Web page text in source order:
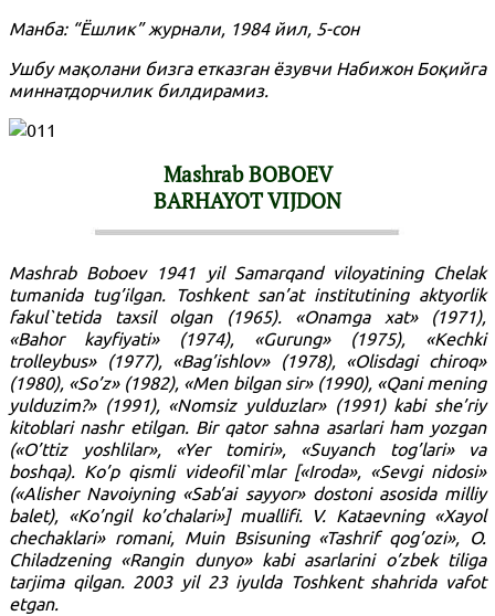
Манба: “Ёшлик” журнали, 1984 йил, 5-сон
Ушбу мақолани бизга етказган ёзувчи Набижон Боқийга
миннатдорчилик билдирамиз.
Mashrab BOBOEV
BARHAYOT VIJDON
Mashrab Boboev 1941 yil Samarqand viloyatining Chelak
tumanida tug’ilgan. Toshkent san’at institutining aktyorlik
fakul`tetida taxsil olgan (1965). «Onamga xat» (1971),
«Bahor kayfiyati» (1974), «Gurung» (1975), «Kechki
trolleybus» (1977), «Bag’ishlov» (1978), «Olisdagi chiroq»
(1980), «So’z» (1982), «Men bilgan sir» (1990), «Qani mening
yulduzim?» (1991), «Nomsiz yulduzlar» (1991) kabi she’riy
kitoblari nashr etilgan. Bir qator sahna asarlari ham yozgan
(«O’ttiz yoshlilar», «Yer tomiri», «Suyanch tog’lari» va
boshqa). Ko’p qismli videofil`mlar [«Iroda», «Sevgi nidosi»
(«Alisher Navoiyning «Sab’ai sayyor» dostoni asosida milliy
balet), «Ko’ngil ko’chalari»] muallifi. V. Kataevning «Xayol
chechaklari» romani, Muin Bsisuning «Tashrif qog’ozi», O.
Chiladzening «Rangin dunyo» kabi asarlarini o’zbek tiliga
tarjima qilgan. 2003 yil 23 iyulda Toshkent shahrida vafot
etgan.